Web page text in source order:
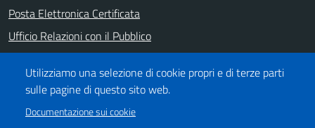
Utilizziamo una selezione di cookie propri e di terze parti
sulle pagine di questo sito web.
Documentazione sui cookie
Posta Elettronica Certificata
Ufficio Relazioni con il Pubblico
Note legali
Informativa privacy